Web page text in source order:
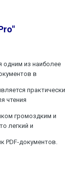
одним из наиболее
в
практически
чтения
громоздким и
легкий и
PDF-документов.